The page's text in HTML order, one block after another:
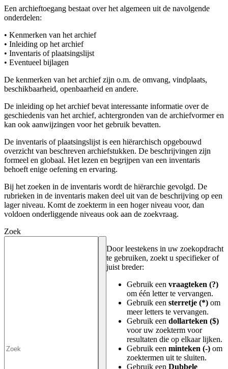
Een archieftoegang bestaat over het algemeen uit de navolgende
onderdelen:
• Kenmerken van het archief
• Inleiding op het archief
• Inventaris of plaatsingslijst
• Eventueel bijlagen
De kenmerken van het archief zijn o.m. de omvang, vindplaats,
beschikbaarheid, openbaarheid en andere.
De inleiding op het archief bevat interessante informatie over de
geschiedenis van het archief, achtergronden van de archiefvormer en
kan ook aanwijzingen voor het gebruik bevatten.
De inventaris of plaatsingslijst is een hiërarchisch opgebouwd
overzicht van beschreven archiefstukken. De beschrijvingen zijn
formeel en globaal. Het lezen en begrijpen van een inventaris
behoeft enige oefening en ervaring.
Bij het zoeken in de inventaris wordt de hiërarchie gevolgd. De
rubrieken in de inventaris maken deel uit van de beschrijving op een
lager niveau. Komt de zoekterm in een hoger niveau voor, dan
voldoen onderliggende niveaus ook aan de zoekvraag.
Zoek
Door leestekens in uw zoekopdracht
te gebruiken, zoekt u specifieker of
juist breder:
Gebruik een vraagteken (?)
om één letter te vervangen.
Gebruik een sterretje (*) om
meer letters te vervangen.
Gebruik een dollarteken ($)
voor uw zoekterm voor
resultaten die op elkaar lijken.
Gebruik een minteken (-) om
zoektermen uit te sluiten.
Gebruik een Dubbele